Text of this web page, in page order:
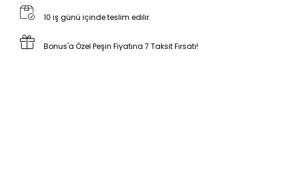
10 iş günü içinde teslim edilir.
Bonus'a Özel Peşin Fiyatına 7 Taksit Fırsatı!